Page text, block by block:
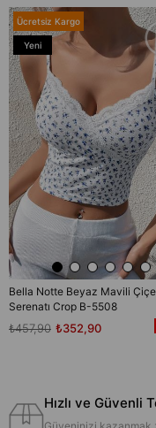
Bella Notte Beyaz Mavili
Serenatı Crop B-5508
₺352,90
₺457,90
Ücretsiz Kargo
Yeni
Hızlı ve Güvenli